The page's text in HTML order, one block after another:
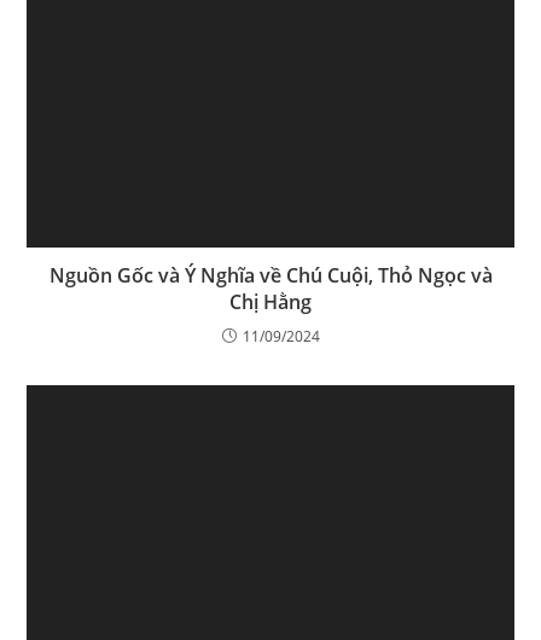
Nguồn Gốc và Ý Nghĩa về Chú Cuội, Thỏ Ngọc và
Chị Hằng
11/09/2024